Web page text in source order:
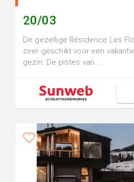
20/03
De gezellige Résidence Les
zeer geschikt voor een
gezin. De pistes van...